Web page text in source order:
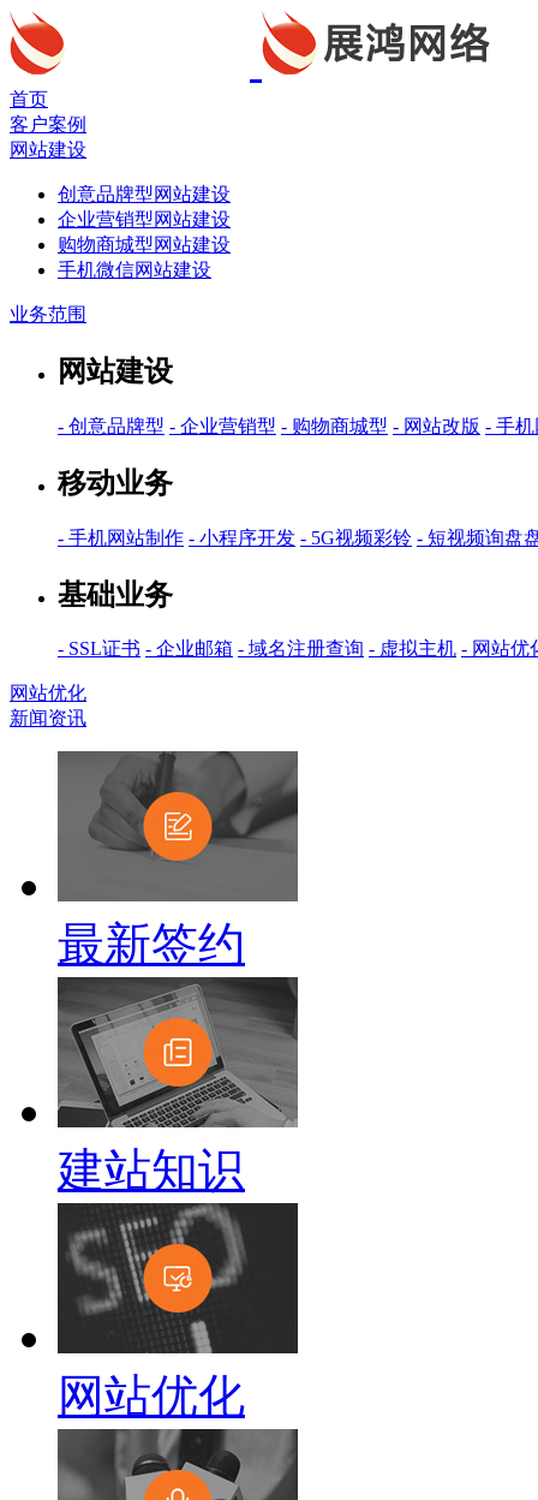
首页
客户案例
网站建设
创意品牌型网站建设
企业营销型网站建设
购物商城型网站建设
手机微信网站建设
业务范围
网站建设
- 创意品牌型 - 企业营销型 - 购物商城型 - 网站改版 - 手
移动业务
- 手机网站制作 - 小程序开发 - 5G视频彩铃 - 短视频询盘
基础业务
- SSL证书 - 企业邮箱 - 域名注册查询 - 虚拟主机 - 网站优
网站优化
新闻资讯
最新签约
建站知识
网站优化